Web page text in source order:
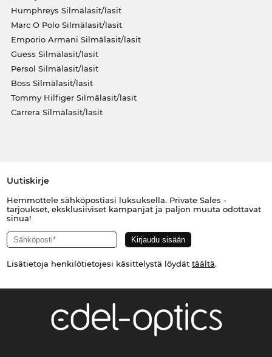
Humphreys Silmälasit/lasit
Marc O Polo Silmälasit/lasit
Emporio Armani Silmälasit/lasit
Guess Silmälasit/lasit
Persol Silmälasit/lasit
Boss Silmälasit/lasit
Tommy Hilfiger Silmälasit/lasit
Carrera Silmälasit/lasit
Uutiskirje
Hemmottele sähköpostiasi luksuksella. Private Sales -
tarjoukset, eksklusiiviset kampanjat ja paljon muuta odottavat
sinua!
Lisätietoja henkilötietojesi käsittelystä löydät täältä.